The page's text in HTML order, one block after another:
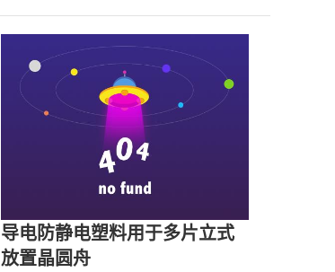
导电防静电塑料用于多片立式
放置晶圆舟